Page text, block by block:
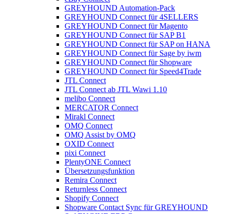
GREYHOUND Automation-Pack
GREYHOUND Connect für 4SELLERS
GREYHOUND Connect für Magento
GREYHOUND Connect für SAP B1
GREYHOUND Connect für SAP on HANA
GREYHOUND Connect für Sage by iwm
GREYHOUND Connect für Shopware
GREYHOUND Connect für Speed4Trade
JTL Connect
JTL Connect ab JTL Wawi 1.10
melibo Connect
MERCATOR Connect
Mirakl Connect
OMQ Connect
OMQ Assist by OMQ
OXID Connect
pixi Connect
PlentyONE Connect
Übersetzungsfunktion
Remira Connect
Returnless Connect
Shopify Connect
Shopware Contact Sync für GREYHOUND